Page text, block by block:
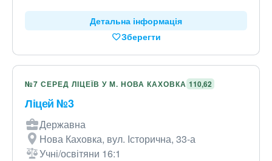
Детальна інформація
Зберегти
№7 СЕРЕД ЛІЦЕЇВ У М. НОВА КАХОВКА 110,62
Ліцей №3
Державна
Нова Каховка, вул. Історична, 33-а
Учні/освітяни 16:1